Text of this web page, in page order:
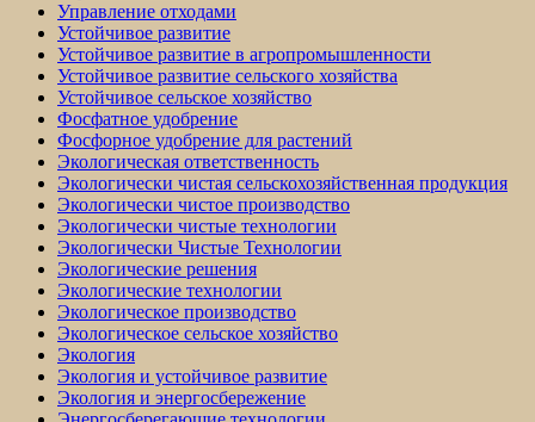
Управление отходами
Устойчивое развитие
Устойчивое развитие в агропромышленности
Устойчивое развитие сельского хозяйства
Устойчивое сельское хозяйство
Фосфатное удобрение
Фосфорное удобрение для растений
Экологическая ответственность
Экологически чистая сельскохозяйственная продукция
Экологически чистое производство
Экологически чистые технологии
Экологически Чистые Технологии
Экологические решения
Экологические технологии
Экологическое производство
Экологическое сельское хозяйство
Экология
Экология и устойчивое развитие
Экология и энергосбережение